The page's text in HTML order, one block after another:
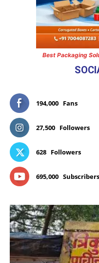
Best Packaging
194,000 Fans
27,500 Followers
628 Followers
695,000 Subscribers